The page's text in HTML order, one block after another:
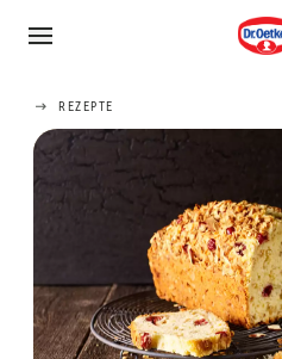
REZEPTE